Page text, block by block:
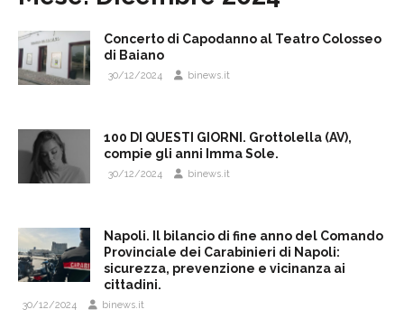
Concerto di Capodanno al Teatro Colosseo
di Baiano
30/12/2024 binews.it
100 DI QUESTI GIORNI. Grottolella (AV),
compie gli anni Imma Sole.
30/12/2024 binews.it
Napoli. Il bilancio di fine anno del Comando
Provinciale dei Carabinieri di Napoli:
sicurezza, prevenzione e vicinanza ai
cittadini.
30/12/2024 binews.it